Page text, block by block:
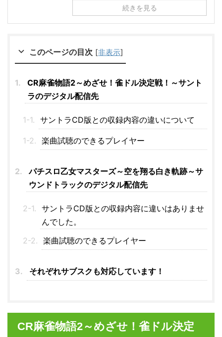
続きを見る
このページの目次 [非表示]
CR麻雀物語2～めざせ！雀ドル決定戦！～サント
ラのデジタル配信先
サントラCD版との収録内容の違いについて
楽曲試聴のできるプレイヤー
パチスロ乙女マスターズ～空を翔る白き軌跡～サ
ウンドトラックのデジタル配信先
サントラCD版との収録内容に違いはありませ
んでした。
楽曲試聴のできるプレイヤー
それぞれサブスクも対応しています！
CR麻雀物語2～めざせ！雀ドル決定